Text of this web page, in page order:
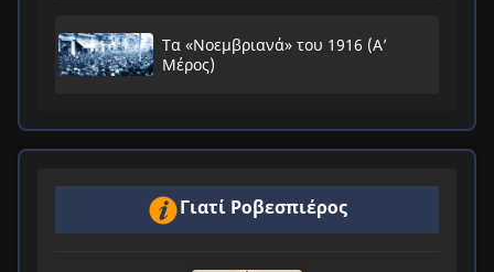
Τα «Νοεμβριανά» του 1916 (Α’
Μέρος)
Γιατί Ροβεσπιέρος